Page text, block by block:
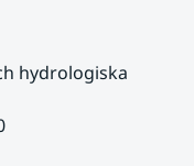
hydrologiska